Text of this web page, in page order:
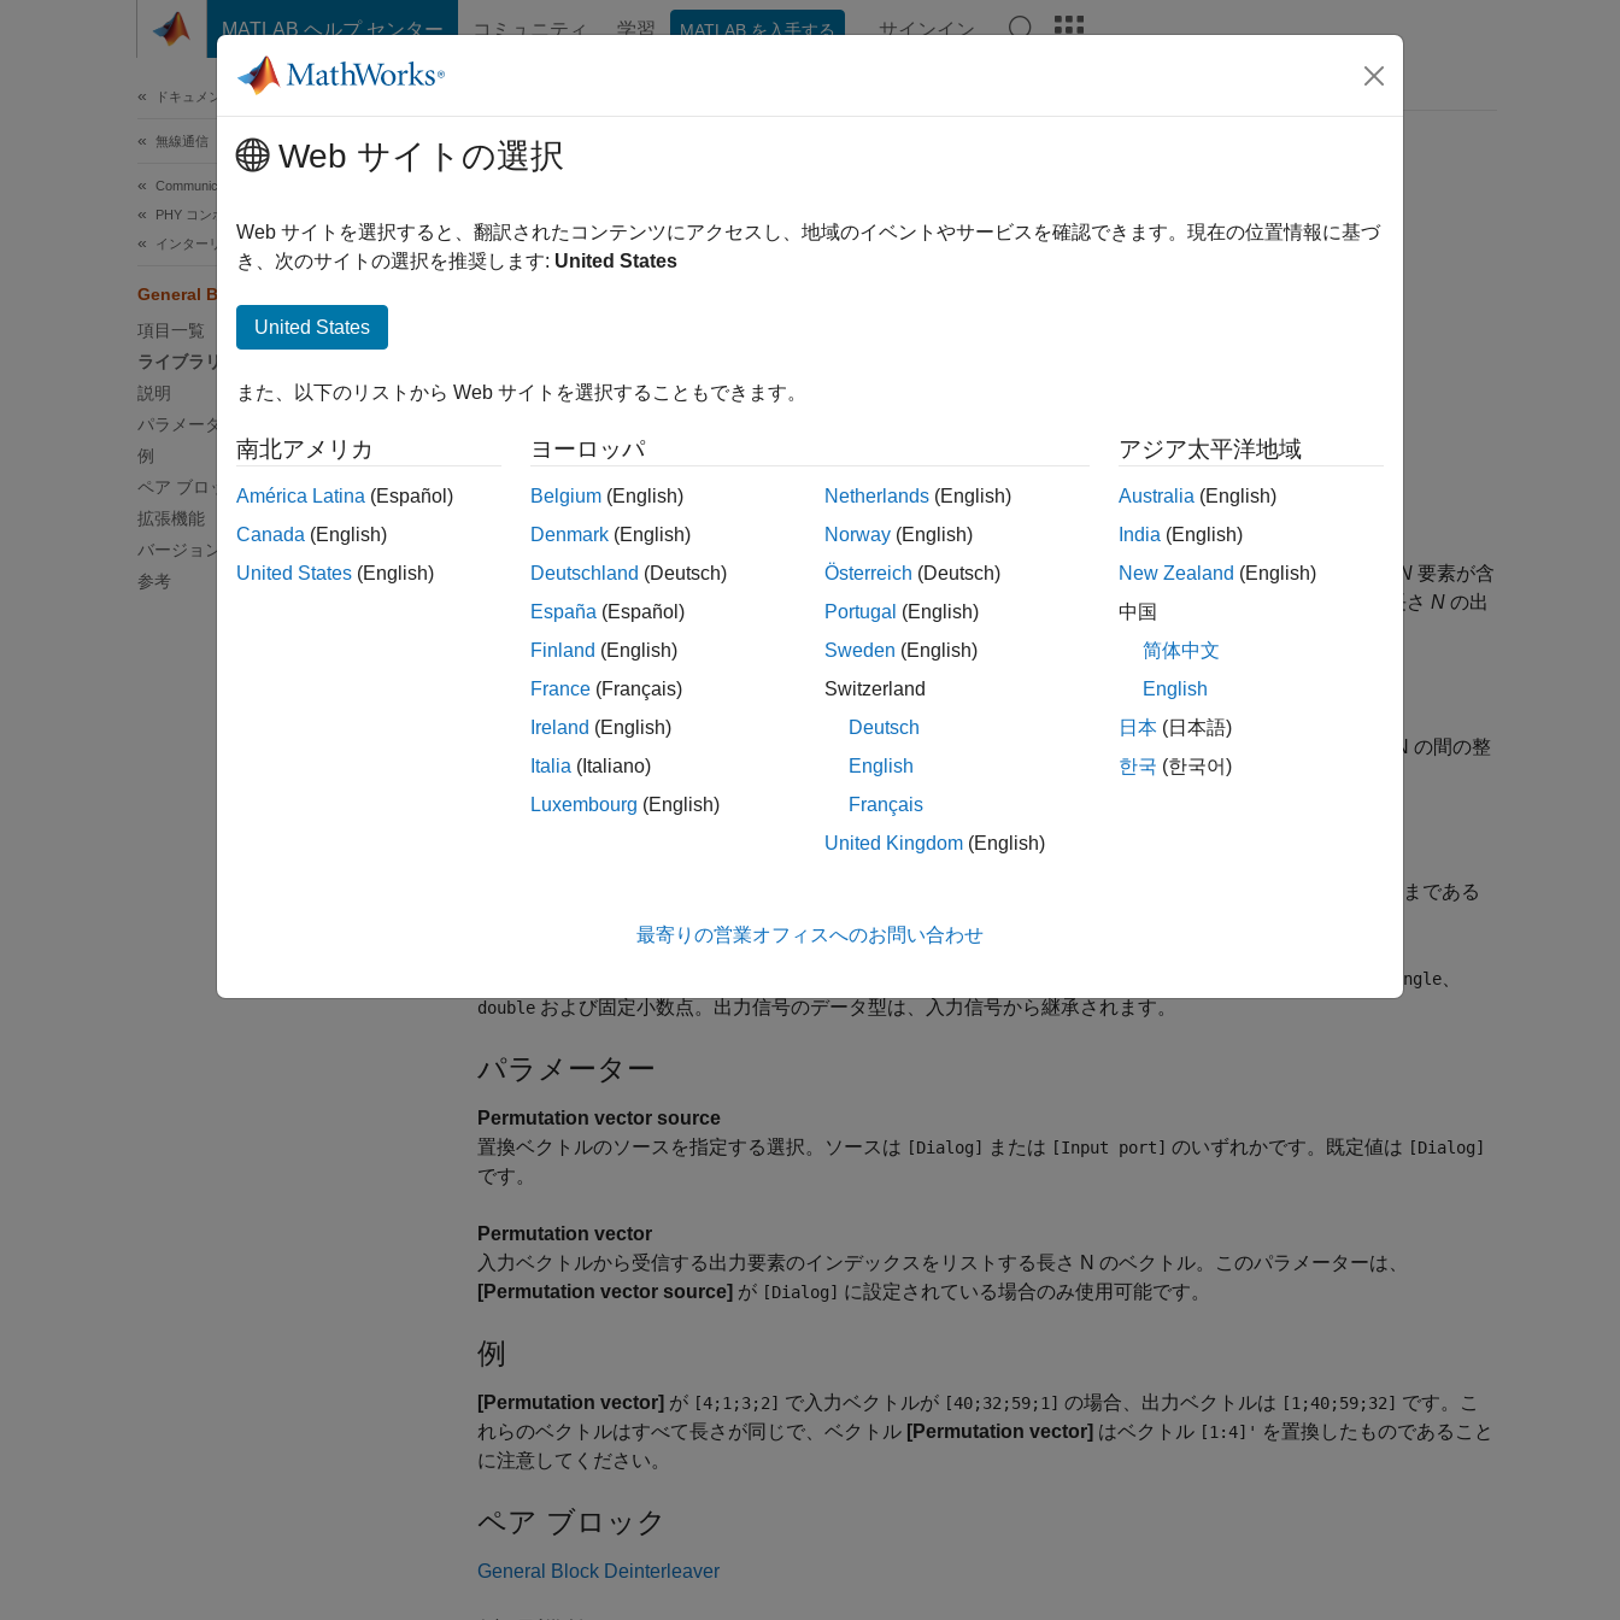
コンテンツへスキップ
MATLAB ヘルプ センター コミュニティ 学習 MATLAB を入手する サインイン
ドキュメンテーションのホーム
無線通信
Communications Toolbox
PHY コンポーネント
インターリーブ
General Block Interleaver
項目一覧
ライブラリ
説明
パラメーター
例
ペア ブロック
拡張機能
バージョン履歴
参考
General Block Interleaver
入力ベクトルのシンボルの並べ替え
説明
General Block Interleaver ブロックは、入力ベクトルの要素を反復または省略なしで再配列します。入力に N 要素が含
まれる場合、
[Permutation vector] パラメーターは長さ N の列ベクトルになります。この列ベクトルは、長さ N の出
Output(k) = Input(Permutation vector (k))
の内容は、重複の無い 1 と N の間の整
数でなければなりません。
パラメーターはどちらも列ベクトル信号でなければなりません。
このブロックは、シミュレーション中に長さが変わるシーケンスを出力することができます。長さがさまざまである
シーケンスや可変サイズ信号の詳細については、
single
double および固定小数点。出力信号のデータ型は、入力信号から継承されます。
パラメーター
Permutation vector source
置換ベクトルのソースを指定する選択。ソースは [Dialog] または [Input port] のいずれかです。既定値は [Dialog]
です。
Permutation vector
入力ベクトルから受信する出力要素のインデックスをリストする長さ N のベクトル。このパラメーターは、
[Permutation vector source] が [Dialog] に設定されている場合のみ使用可能です。
例
[Permutation vector] が [4;1;3;2] で入力ベクトルが [40;32;59;1] の場合、出力ベクトルは [1;40;59;32] です。こ
れらのベクトルはすべて長さが同じで、ベクトル [Permutation vector] はベクトル [1:4]' を置換したものであること
に注意してください。
ペア ブロック
General Block Deinterleaver
Web サイトの選択
Web サイトを選択すると、翻訳されたコンテンツにアクセスし、地域のイベントやサービスを確認できます。現在の位置情報に基づ
き、次のサイトの選択を推奨します: United States
United States
また、以下のリストから Web サイトを選択することもできます。
南北アメリカ
América Latina (Español)
Canada (English)
United States (English)
ヨーロッパ
Belgium (English)
Denmark (English)
Deutschland (Deutsch)
España (Español)
Finland (English)
France (Français)
Ireland (English)
Italia (Italiano)
Luxembourg (English)
Netherlands (English)
Norway (English)
Österreich (Deutsch)
Portugal (English)
Sweden (English)
Switzerland
Deutsch
English
Français
United Kingdom (English)
アジア太平洋地域
Australia (English)
India (English)
New Zealand (English)
中国
简体中文
English
日本 (日本語)
한국 (한국어)
最寄りの営業オフィスへのお問い合わせ